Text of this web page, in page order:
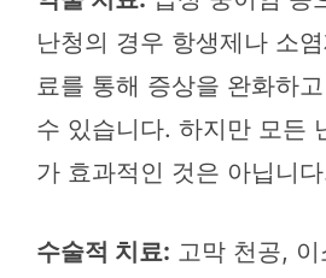
난청의 경우 항생제나 소
료를 통해 증상을 완화하
수 있습니다. 하지만 모든
가 효과적인 것은 아닙니
수술적 치료: 고막 천공,